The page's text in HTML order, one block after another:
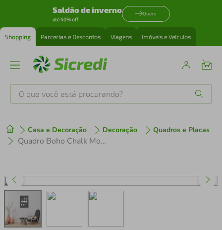
Saldão de inverno
até 40% off
Quero
Shopping Parcerias e Descontos Viagens Imóveis e Veículos
O que você está procurando?
Casa e Decoração Decoração Quadros e Placas
Quadro Boho Chalk Moon Phases 43x30 Filete Marfim
1º tenis
3º perfume
4º